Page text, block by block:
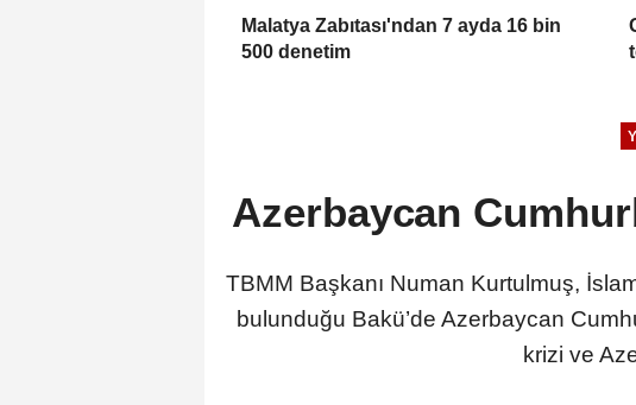
Malatya Zabıtası'ndan 7 ayda 16 bin
500 denetim
Azerbaycan
TBMM Başkanı Numan Kurtulmuş,
bulunduğu Bakü’de Azerbaycan
krizi ve